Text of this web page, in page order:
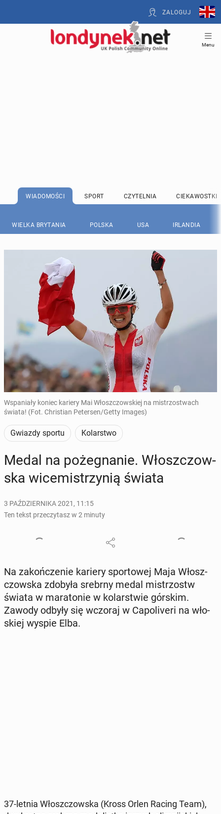
ZALOGUJ
Menu
WIADOMOŚCI SPORT CZYTELNIA CIEKAWOSTKI
WIELKA BRYTANIA POLSKA USA IRLANDIA
Wspaniały koniec kariery Mai Włoszczowskiej na mistrzostwach
świata! (Fot. Christian Petersen/Getty Images)
Gwiazdy sportu Kolarstwo
Medal na po­że­gna­nie. Włosz­czow­
ska wi­ce­mi­strzy­nią świata
3 PAŹDZIERNIKA 2021, 11:15
Ten tekst przeczytasz w 2 minuty
Na za­koń­cze­nie kariery spor­to­wej Maja Włosz­
czow­ska zdobyła srebrny medal mi­strzostw
świata w ma­ra­to­nie w ko­lar­stwie górskim.
Zawody odbyły się wczoraj w Ca­po­li­ve­ri na wło­
skiej wyspie Elba.
37-letnia Włosz­czow­ska (Kross Orlen Racing Team),